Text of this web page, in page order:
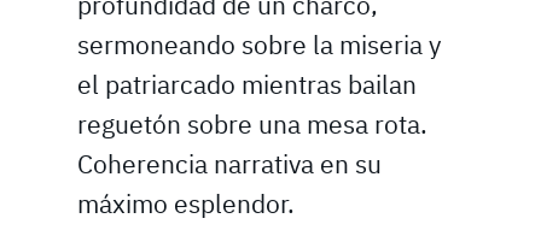
sermoneando sobre la miseria y
el patriarcado mientras bailan
reguetón sobre una mesa rota.
Coherencia narrativa en su
máximo esplendor.